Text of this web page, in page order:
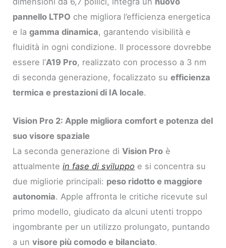
pannello LTPO che migliora l’efficienza energetica
e lagamma dinamica, garantendo visibilità e
fluidità in ogni condizione. Il processore dovrebbe
essere l’A19 Pro, realizzato con processo a 3 nm
di seconda generazione, focalizzato suefficienza
termica e prestazioni di IA locale.
Vision Pro 2: Apple migliora comfort e potenza del
suo visore spaziale
La seconda generazione diVision Pro è
attualmentein fase di sviluppo e si concentra su
due migliorie principali: peso ridotto e maggiore
autonomia. Apple affronta le critiche ricevute sul
primo modello, giudicato da alcuni utenti troppo
ingombrante per un utilizzo prolungato, puntando
a unvisore più comodo e bilanciato.